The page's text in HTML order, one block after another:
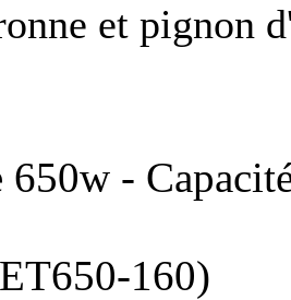
et pignon
650w -
160)